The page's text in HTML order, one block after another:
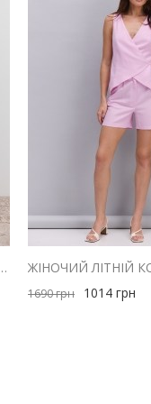
ГОРЛОВИНОЮ МОЛОЧНИЙ
1690грн 1014 грн